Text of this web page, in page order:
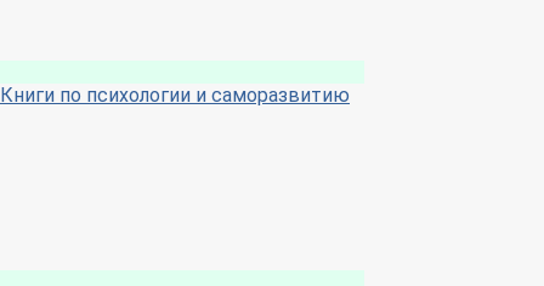
Книги по психологии и саморазвитию